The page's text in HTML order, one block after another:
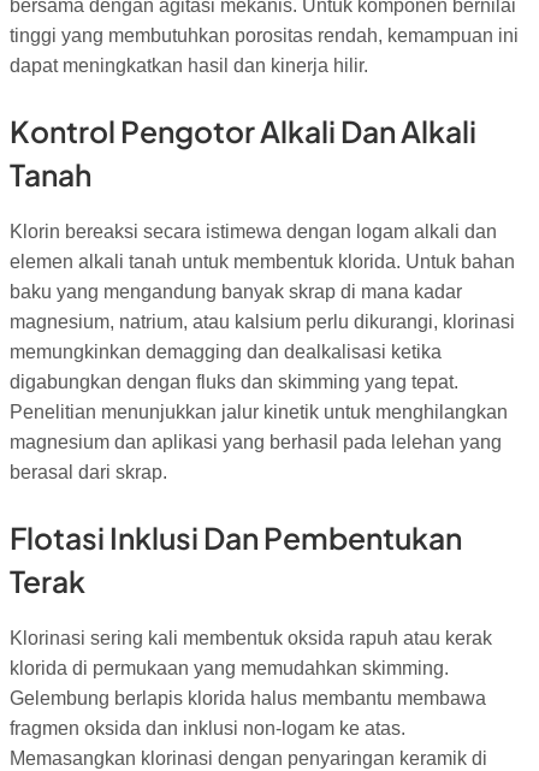
bersama dengan agitasi mekanis. Untuk komponen bernilai
tinggi yang membutuhkan porositas rendah, kemampuan ini
dapat meningkatkan hasil dan kinerja hilir.
Kontrol Pengotor Alkali Dan Alkali
Tanah
Klorin bereaksi secara istimewa dengan logam alkali dan
elemen alkali tanah untuk membentuk klorida. Untuk bahan
baku yang mengandung banyak skrap di mana kadar
magnesium, natrium, atau kalsium perlu dikurangi, klorinasi
memungkinkan demagging dan dealkalisasi ketika
digabungkan dengan fluks dan skimming yang tepat.
Penelitian menunjukkan jalur kinetik untuk menghilangkan
magnesium dan aplikasi yang berhasil pada lelehan yang
berasal dari skrap.
Flotasi Inklusi Dan Pembentukan
Terak
Klorinasi sering kali membentuk oksida rapuh atau kerak
klorida di permukaan yang memudahkan skimming.
Gelembung berlapis klorida halus membantu membawa
fragmen oksida dan inklusi non-logam ke atas.
Memasangkan klorinasi dengan penyaringan keramik di